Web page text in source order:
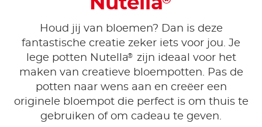
Houd jij van bloemen? Dan is deze
fantastische creatie zeker iets voor jou. Je
lege potten Nutella®
zijn ideaal voor het
maken van creatieve bloempotten. Pas de
potten naar wens aan en creëer een
originele bloempot die perfect is om thuis te
gebruiken of om cadeau te geven.